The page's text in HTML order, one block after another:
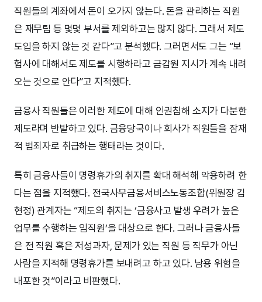
직원들의 계좌에서 돈이 오가지 않는다. 돈을 관리하는 직원
은 재무팀 등 몇몇 부서를 제외하고는 많지 않다. 그래서 제도
도입을 하지 않는 것 같다”고 분석했다. 그러면서도 그는 “보
험사에 대해서도 제도를 시행하라고 금감원 지시가 계속 내려
오는 것으로 안다”고 지적했다.
금융사 직원들은 이러한 제도에 대해 인권침해 소지가 다분한
제도라며 반발하고 있다. 금융당국이나 회사가 직원들을 잠재
적 범죄자로 취급하는 행태라는 것이다.
특히 금융사들이 명령휴가의 취지를 확대 해석해 악용하려 한
다는 점을 지적했다. 전국사무금융서비스노동조합(위원장 김
현정) 관계자는 “제도의 취지는 ‘금융사고 발생 우려가 높은
업무를 수행하는 임직원’을 대상으로 한다. 그러나 금융사들
은 전 직원 혹은 저성과자, 문제가 있는 직원 등 직무가 아닌
사람을 지적해 명령휴가를 보내려고 하고 있다. 남용 위험을
내포한 것”이라고 비판했다.